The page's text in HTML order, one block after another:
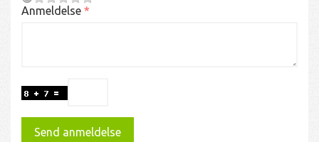
Anmeldelse
Send anmeldelse